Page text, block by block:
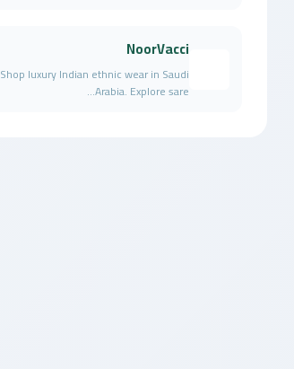
NoorVacci
Shop luxury Indian ethnic wear in Saudi
Arabia. Explore sare...